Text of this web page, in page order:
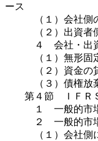
ース
（１）会社側
（２）出資者側
４ 会社・出資者
（１）無形固
（２）資金の
（３）債権放
第４節 ＩＦＲＳ
１ 一般的市場
２ 一般的市場
（１）会社側に